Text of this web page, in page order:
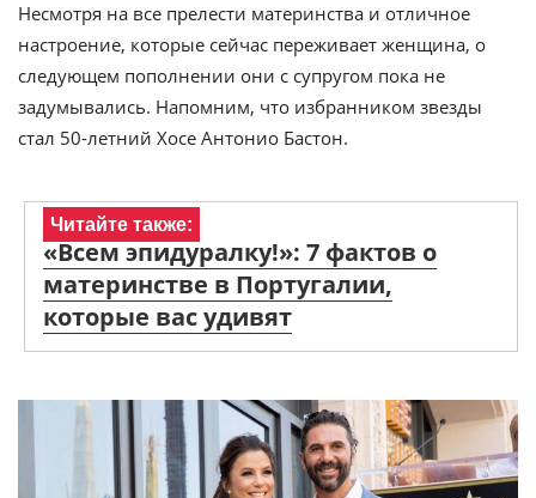
Несмотря на все прелести материнства и отличное
настроение, которые сейчас переживает женщина, о
следующем пополнении они с супругом пока не
задумывались. Напомним, что избранником звезды
стал 50-летний Хосе Антонио Бастон.
Читайте также:
«Всем эпидуралку!»: 7 фактов о
материнстве в Португалии,
которые вас удивят